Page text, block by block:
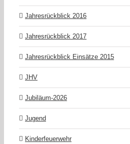
Jahresrückblick 2016
Jahresrückblick 2017
Jahresrückblick Einsätze 2015
JHV
Jubiläum-2026
Jugend
Kinderfeuerwehr